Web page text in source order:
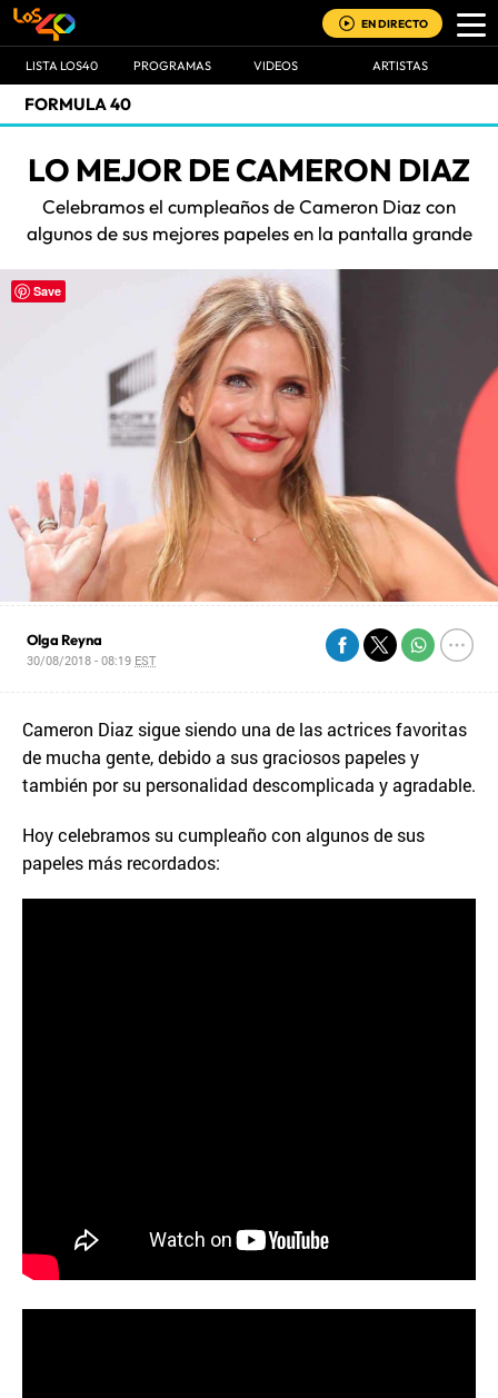
EN DIRECTO
LISTA LOS40 PROGRAMAS VIDEOS ARTISTAS
FORMULA 40
LO MEJOR DE CAMERON DIAZ
Celebramos el cumpleaños de Cameron Diaz con
algunos de sus mejores papeles en la pantalla grande
Olga Reyna
30/08/2018 - 08:19 EST
Cameron Diaz sigue siendo una de las actrices favoritas
de mucha gente, debido a sus graciosos papeles y
también por su personalidad descomplicada y agradable.
Hoy celebramos su cumpleaño con algunos de sus
papeles más recordados:
Save